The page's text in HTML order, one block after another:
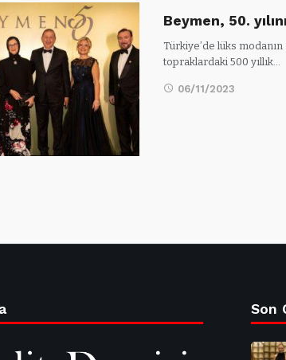
Beymen, 50.
Türkiye’de lüks
topraklardaki 500 yıllık…
06/11/2023
Son